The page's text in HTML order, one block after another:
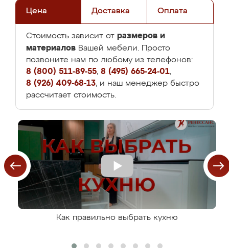
Цена Доставка Оплата
Стоимость зависит от размеров и
материалов Вашей мебели. Просто
позвоните нам по любому из телефонов:
8 (800) 511-89-55, 8 (495) 665-24-01,
8 (926) 409-68-13, и наш менеджер быстро
рассчитает стоимость.
Как правильно выбрать кухню